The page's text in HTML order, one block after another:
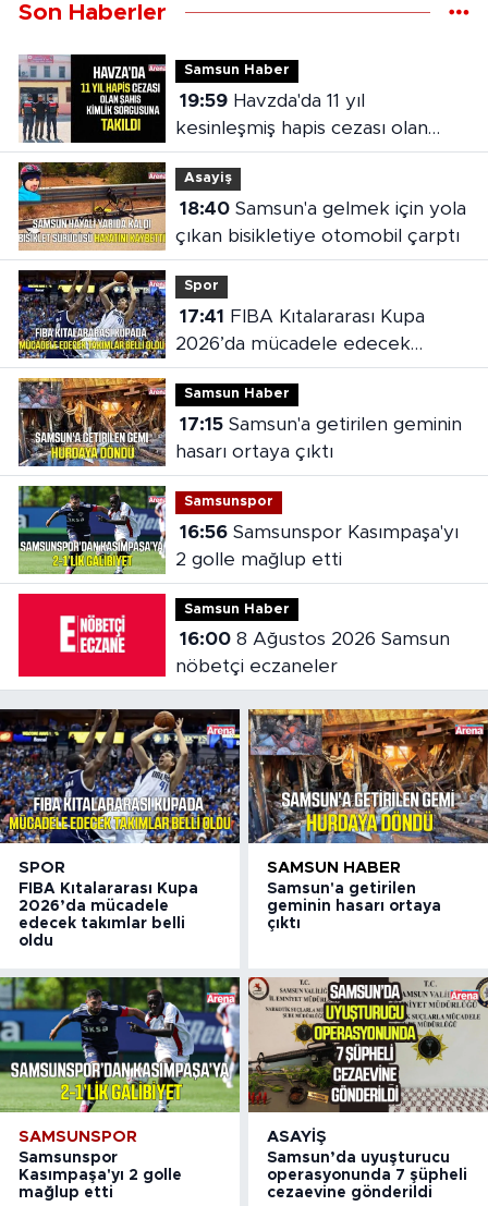
Son Haberler
Samsun Haber
19:59Havzda'da 11 yıl
kesinleşmiş hapis cezası olan
şahıs yakalandı
Asayiş
18:40Samsun'a gelmek için yola
çıkan bisikletiye otomobil çarptı
Spor
17:41
2026’da mücadele edecek
takımlar belli oldu
Samsun Haber
17:15Samsun'a getirilen geminin
hasarı ortaya çıktı
Samsunspor
16:56Samsunspor Kasımpaşa'yı
2 golle mağlup etti
Samsun Haber
16:008 Ağustos 2026 Samsun
nöbetçi eczaneler
SPOR
FIBA Kıtalararası Kupa
2026’da mücadele
edecek takımlar belli
oldu
SAMSUN HABER
Samsun'a getirilen
geminin hasarı ortaya
çıktı
SAMSUNSPOR
Samsunspor
Kasımpaşa'yı 2 golle
mağlup etti
ASAYIŞ
Samsun’da uyuşturucu
operasyonunda 7 şüpheli
cezaevine gönderildi